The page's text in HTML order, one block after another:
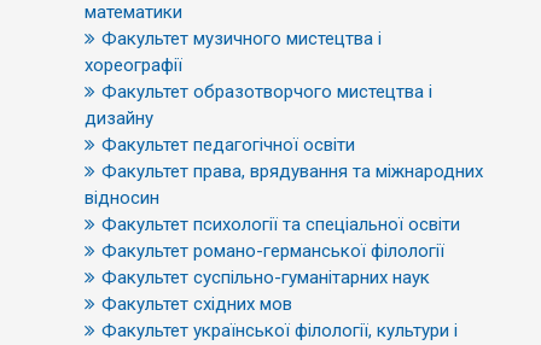
математики
Факультет музичного мистецтва і
хореографії
Факультет образотворчого мистецтва і
дизайну
Факультет педагогічної освіти
Факультет права, врядування та міжнародних
відносин
Факультет психології та спеціальної освіти
Факультет романо-германської філології
Факультет суспільно-гуманітарних наук
Факультет східних мов
Факультет української філології, культури і